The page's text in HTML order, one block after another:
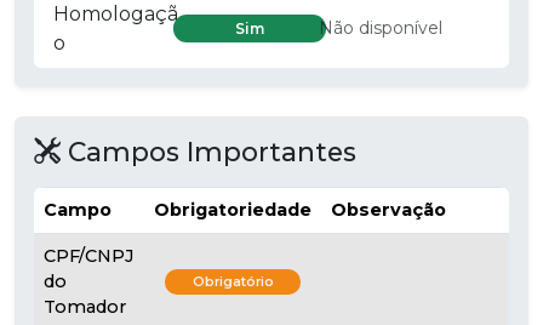
Homologaçã
o
Sim Não disponível
Campos Importantes
Campo Obrigatoriedade Observação
CPF/CNPJ
do
Tomador
Obrigatório